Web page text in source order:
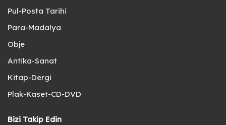
Pul-Posta Tarihi
Para-Madalya
Obje
Antika-Sanat
Kitap-Dergi
Plak-Kaset-CD-DVD
Bizi Takip Edin